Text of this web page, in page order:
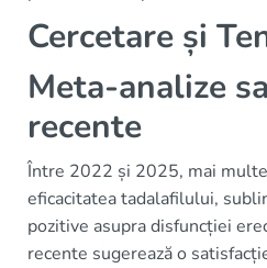
Cercetare și
Meta-analize
recente
Între 2022 și 2025, mai
eficacitatea tadalafilului,
pozitive asupra disfuncției
recente sugerează o